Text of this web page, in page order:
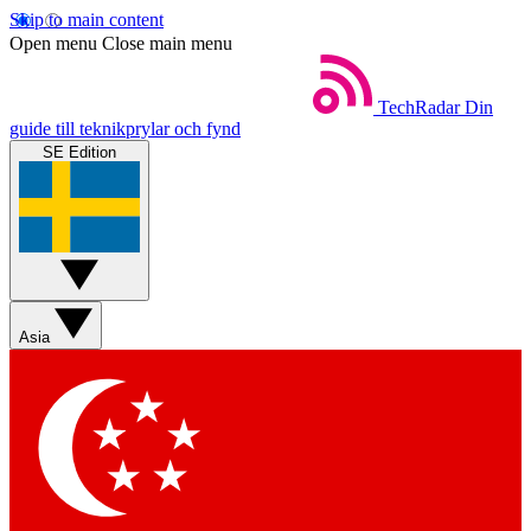
Skip to main content
Open menu Close main menu
TechRadar Din
guide till teknikprylar och fynd
SE Edition
Asia